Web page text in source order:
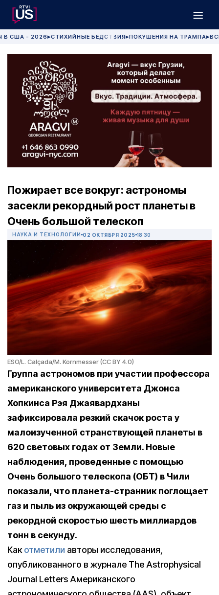
В США - 2026 ▶СТИХИЙНЫЕ БЕДСТВИЯ▶ПОКУШЕНИЯ НА ТРАМПА▶
Пожирает все вокруг: астрономы
засекли рекордный рост планеты в
Очень большой телескоп
НАУКА И ТЕХНОЛОГИИ 02 ОКТЯБРЯ 2025 18:30
ESO/L. Calçada/M. Kornmesser (CC BY 4.0)
Группа астрономов при участии профессора
американского университета Джонса
Хопкинса Рэя Джаявардханы
зафиксировала резкий скачок роста у
малоизученной странствующей планеты в
620 световых годах от Земли. Новые
наблюдения, проведенные с помощью
Очень большого телескопа (ОБТ) в Чили
показали, что планета-странник поглощает
газ и пыль из окружающей среды с
рекордной скоростью шесть миллиардов
тонн в секунду.
Какотметили авторы исследования,
опубликованного в журнале The Astrophysical
Journal Letters Американского